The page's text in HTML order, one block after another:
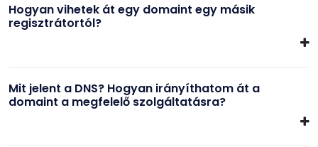
Hogyan vihetek át egy domaint egy másik
regisztrátortól?
Mit jelent a DNS? Hogyan irányíthatom át a
domaint a megfelelő szolgáltatásra?